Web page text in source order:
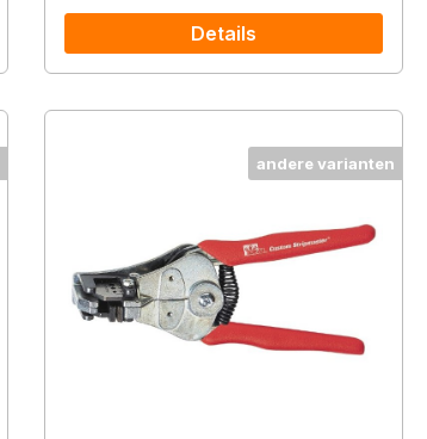
Details
andere varianten